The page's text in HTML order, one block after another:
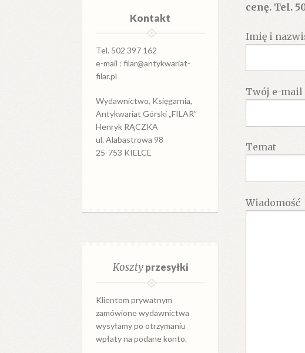
cenę. Tel.
Imię i
Twój e-mail
Temat
Wiadomość
Kontakt
Tel. 502 397 162
e-mail : filar@antykwariat-
filar.pl
Wydawnictwo, Księgarnia,
Antykwariat Górski „FILAR”
Henryk RĄCZKA
ul. Alabastrowa 98
25-753 KIELCE
Kosztyprzesyłki
Klientom prywatnym
zamówione wydawnictwa
wysyłamy po otrzymaniu
wpłaty na podane konto.